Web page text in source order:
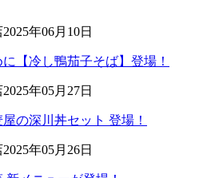
2025年06月10日
【冷し鴨茄子そば】登場！
2025年05月27日
の深川丼セット 登場！
2025年05月26日